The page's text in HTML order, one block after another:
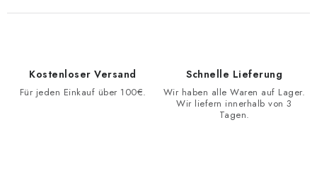
Kostenloser Versand
Für jeden Einkauf über 100€.
Schnelle Lieferung
Wir haben alle Waren auf Lager.
Wir liefern innerhalb von 3
Tagen.